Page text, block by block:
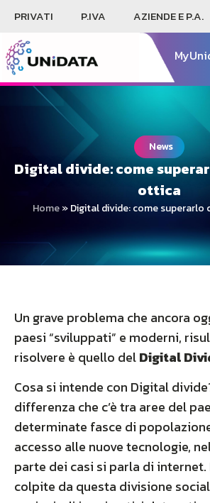
PRIVATI P.IVA AZIENDE E P.A.
News
Digital divide: come
ottica
Home»Digital divide: come superarlo
Un grave problema che ancora
paesi “sviluppati” e moderni,
risolvere è quello delDigital
Cosa si intende con Digital
differenza che c’è tra aree del
determinate fasce di
accesso alle nuove tecnologie,
parte dei casi si parla di
colpite da questa divisione